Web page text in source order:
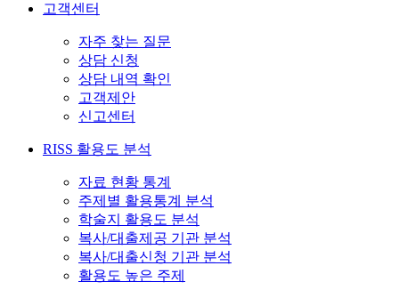
고객센터
자주 찾는 질문
상담 신청
상담 내역 확인
고객제안
신고센터
RISS 활용도 분석
자료 현황 통계
주제별 활용통계 분석
학술지 활용도 분석
복사/대출제공 기관 분석
복사/대출신청 기관 분석
활용도 높은 주제